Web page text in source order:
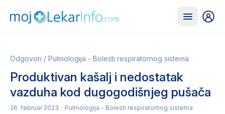
Odgovori / Pulmologija - Bolesti respiratornog sistema
Produktivan kašalj i nedostatak
vazduha kod dugogodišnjeg pušača
26. februar 2023. · Pulmologija - Bolesti respiratornog sistema